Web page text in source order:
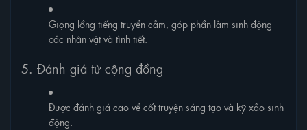
Giọng lồng tiếng truyền cảm, góp phần làm sinh động
các nhân vật và tình tiết.
5. Đánh giá từ cộng đồng
Được đánh giá cao về cốt truyện sáng tạo và kỹ xảo sinh
động.